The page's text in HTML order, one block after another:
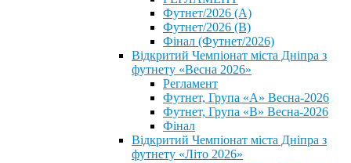
Футнет/2026 (А)
Футнет/2026 (В)
Фінал (Футнет/2026)
Відкритий Чемпіонат міста Дніпра з
футнету «Весна 2026»
Регламент
Футнет, Група «А» Весна-2026
Футнет, Група «В» Весна-2026
Фінал
Відкритий Чемпіонат міста Дніпра з
футнету «Літо 2026»